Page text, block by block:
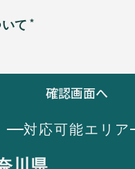
て
対応可能エリア